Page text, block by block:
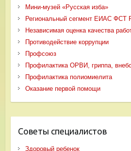
Мини-музей «Русская изба»
Региональный сегмент ЕИАС ФСТ
Независимая оценка качества
Противодействие коррупции
Профсоюз
Профилактика ОРВИ, гриппа,
Профилактика полиомиелита
Оказание первой помощи
Советы специалистов
Здоровый ребенок